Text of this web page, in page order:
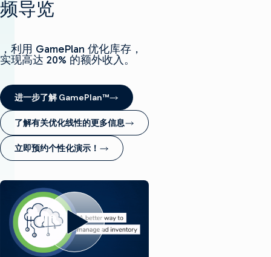
频导览
，利用 GamePlan 优化库存，
实现高达 20% 的额外收入。
进一步了解 GamePlan™
了解有关优化线性的更多信息
立即预约个性化演示！
制作电视
最大限度地利用广播
基础设施
大规模推出新渠道
简化现场制作
电视货币化
提高自动化程度
优化线性
转向云工作流程
制作电视
生产基础设施
播放和频道转播
想象飞行者
广告销售/OMS
交通
权利和日程安排
客户支持
客户服务
托管服务
专业服务
培训
术语表
公司名称
寻找合作伙伴
我们的技术合作伙伴
企业新闻
保持联系
加入我们的社区，获
取独家见解。